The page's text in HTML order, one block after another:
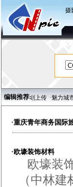
摄
编辑推荐:
作品即刻上传 ·魅力城市
·重庆青年商务国际
·欧壕装饰材料
欧壕装
（中林